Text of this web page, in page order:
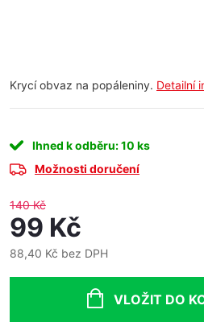
Krycí obvaz na popáleniny. Detailní
Ihned k odběru: 10 ks
Možnosti doručení
140 Kč
99 Kč
88,40 Kč bez DPH
VLOŽIT DO